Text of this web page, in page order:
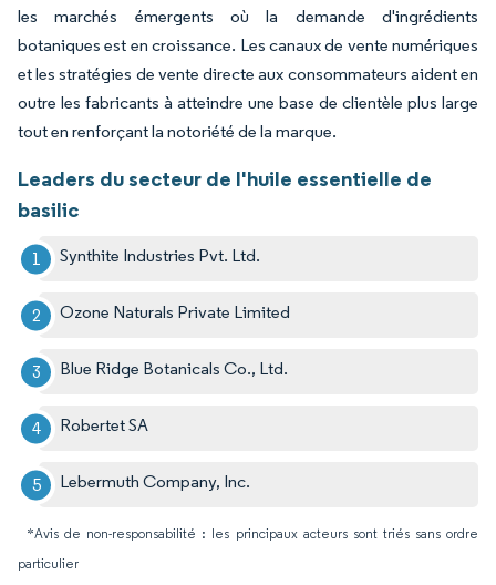
les marchés émergents où la demande d'ingrédients
botaniques est en croissance. Les canaux de vente numériques
et les stratégies de vente directe aux consommateurs aident en
outre les fabricants à atteindre une base de clientèle plus large
tout en renforçant la notoriété de la marque.
Leaders du secteur de l'huile essentielle de
basilic
Synthite Industries Pvt. Ltd.
Ozone Naturals Private Limited
Blue Ridge Botanicals Co., Ltd.
Robertet SA
Lebermuth Company, Inc.
*Avis de non-responsabilité : les principaux acteurs sont triés sans ordre
particulier